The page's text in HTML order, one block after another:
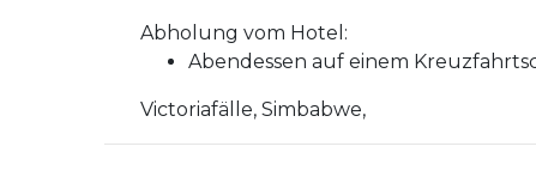
Abholung vom Hotel:
Abendessen auf einem
Victoriafälle, Simbabwe,